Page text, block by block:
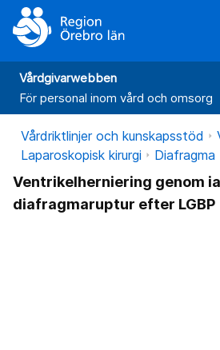
Vårdgivarwebben
För personal inom vård och omsorg
Vårdriktlinjer och kunskapsstöd
Laparoskopisk kirurgi
Diafragma
Ventrikelherniering genom
diafragmaruptur efter LGBP